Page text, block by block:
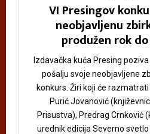
VI Presingov
neobjavljenu
produžen rok do
Izdavačka kuća Presing
pošalju svoje neobjavljene
konkurs. Žiri koji će
Purić Jovanović
Prisustva), Predrag Crnković
urednik edicija Severno